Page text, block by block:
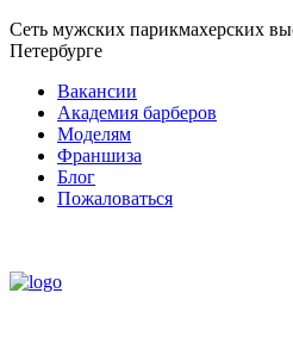
Сеть мужских парикмахерских
Петербурге
Вакансии
Академия барберов
Моделям
Франшиза
Блог
Пожаловаться